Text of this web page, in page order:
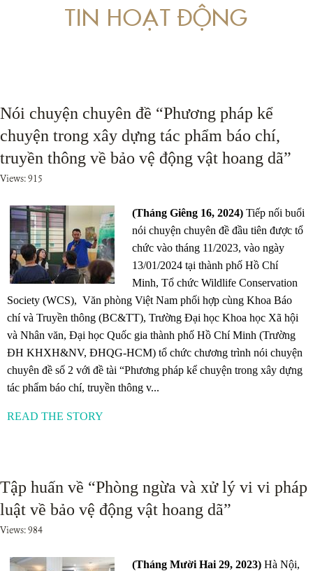
PHÒNG, CHỐNG RỬA TIỀN LIÊN QUAN ĐẾN BUÔN BÁN TRÁI PHÁP
TIN HOẠT ĐỘNG
Nói chuyện chuyên đề “Phương pháp kể
chuyện trong xây dựng tác phẩm báo chí,
truyền thông về bảo vệ động vật hoang dã”
Views: 915
(Tháng Giêng 16, 2024) Tiếp nối buổi
nói chuyện chuyên đề đầu tiên được tổ
chức vào tháng 11/2023, vào ngày
13/01/2024 tại thành phố Hồ Chí
Minh, Tổ chức Wildlife Conservation
Society (WCS), Văn phòng Việt Nam phối hợp cùng Khoa Báo
chí và Truyền thông (BC&TT), Trường Đại học Khoa học Xã hội
và Nhân văn, Đại học Quốc gia thành phố Hồ Chí Minh (Trường
ĐH KHXH&NV, ĐHQG-HCM) tổ chức chương trình nói chuyện
chuyên đề số 2 với đề tài “Phương pháp kể chuyện trong xây dựng
tác phẩm báo chí, truyền thông v...
READ THE STORY
Tập huấn về “Phòng ngừa và xử lý vi vi pháp
luật về bảo vệ động vật hoang dã”
Views: 984
(Tháng Mười Hai 29, 2023) Hà Nội,